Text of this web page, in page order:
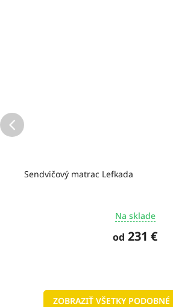
Sendvičový matrac Lefkada
Na sklade
od 231 €
ZOBRAZIŤ VŠETKY PODOBNÉ